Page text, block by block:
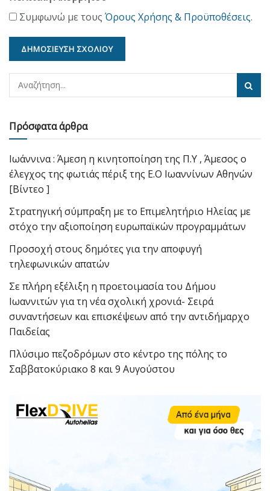
Συμφωνώ με τους Όρους Χρήσης & Προϋποθέσεις.
Πρόσφατα άρθρα
Ιωάννινα : Άμεση η κινητοποίηση της Π.Υ , Άμεσος ο
έλεγχος της φωτιάς πέριξ της Ε.Ο Ιωαννίνων Αθηνών
[Βίντεο ]
Στρατηγική σύμπραξη με το Επιμελητήριο Ηλείας με
στόχο την αξιοποίηση ευρωπαϊκών προγραμμάτων
Προσοχή στους δημότες για την αποφυγή
τηλεφωνικών απατών
Σε πλήρη εξέλιξη η προετοιμασία του Δήμου
Ιωαννιτών για τη νέα σχολική χρονιά- Σειρά
συναντήσεων και επισκέψεων από την αντιδήμαρχο
Παιδείας
Πλύσιμο πεζοδρόμων στο κέντρο της πόλης το
Σαββατοκύριακο 8 και 9 Αυγούστου